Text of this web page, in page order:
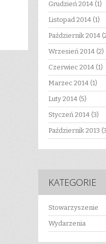
Grudzień 2014 (1)
Listopad 2014 (1)
Październik 2014
Wrzesień 2014 (2)
Czerwiec 2014 (1)
Marzec 2014 (1)
Luty 2014 (5)
Styczeń 2014 (3)
Październik 2013
KATEGORIE
Stowarzyszenie
Wydarzenia